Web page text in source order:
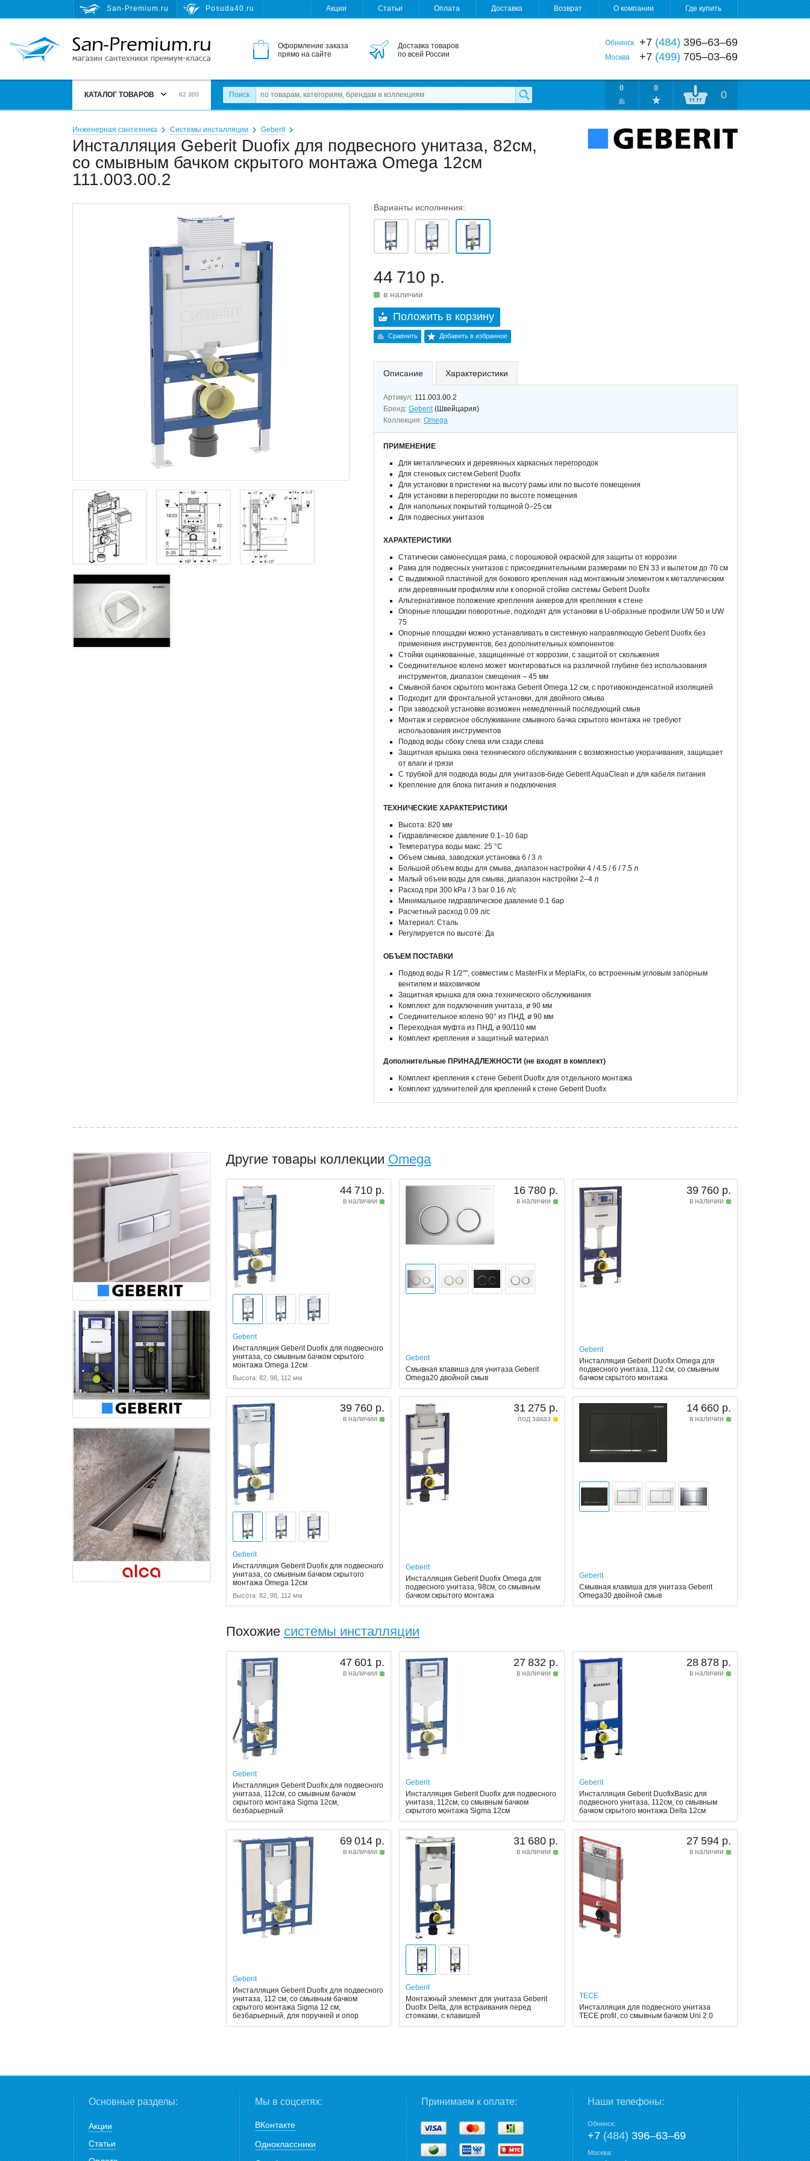
San-Premium.ru Posuda40.ru Акции Статьи Оплата Доставка Возврат О компании Где купить
Оформление заказа
прямо на сайте
Доставка товаров
по всей России
Обнинск +7 (484) 396‒63‒69
Москва +7 (499) 705‒03‒69
КАТАЛОГ ТОВАРОВ 62 300 Поиск
0 0
0
Инженерная сантехника Системы инсталляции Geberit
Инсталляция Geberit Duofix для подвесного унитаза, 82см,
со смывным бачком скрытого монтажа Omega 12см
111.003.00.2
Варианты исполнения:
44 710 р.
в наличии
Положить в корзину
Сравнить Добавить в избранное
Описание Характеристики
Артикул: 111.003.00.2
Бренд: Geberit (Швейцария)
Коллекция: Omega
ПРИМЕНЕНИЕ
Для металлических и деревянных каркасных перегородок
Для стеновых систем Geberit Duofix
Для установки в пристенки на высоту рамы или по высоте помещения
Для установки в перегородки по высоте помещения
Для напольных покрытий толщиной 0–25 см
Для подвесных унитазов
ХАРАКТЕРИСТИКИ
Статически самонесущая рама, с порошковой окраской для защиты от коррозии
Рама для подвесных унитазов с присоединительными размерами по EN 33 и вылетом до 70 см
С выдвижной пластиной для бокового крепления над монтажным элементом к металлическим
или деревянным профилям или к опорной стойке системы Geberit Duofix
Альтернативное положение крепления анкеров для крепления к стене
Опорные площадки поворотные, подходят для установки в U-образные профили UW 50 и UW
75
Опорные площадки можно устанавливать в системную направляющую Geberit Duofix без
применения инструментов, без дополнительных компонентов
Стойки оцинкованные, защищенные от коррозии, с защитой от скольжения
Соединительное колено может монтироваться на различной глубине без использования
инструментов, диапазон смещения – 45 мм
Смывной бачок скрытого монтажа Geberit Omega 12 см, с противоконденсатной изоляцией
Подходит для фронтальной установки, для двойного смыва
При заводской установке возможен немедленный последующий смыв
Монтаж и сервисное обслуживание смывного бачка скрытого монтажа не требуют
использования инструментов
Подвод воды сбоку слева или сзади слева
Защитная крышка окна технического обслуживания с возможностью укорачивания, защищает
от влаги и грязи
С трубкой для подвода воды для унитазов-биде Geberit AquaClean и для кабеля питания
Крепление для блока питания и подключения
ТЕХНИЧЕСКИЕ ХАРАКТЕРИСТИКИ
Высота: 820 мм
Гидравлическое давление 0.1–10 бар
Температура воды макс. 25 °C
Объем смыва, заводская установка 6 / 3 л
Большой объем воды для смыва, диапазон настройки 4 / 4.5 / 6 / 7.5 л
Малый объем воды для смыва, диапазон настройки 2–4 л
Расход при 300 kPa / 3 bar 0.16 л/с
Минимальное гидравлическое давление 0.1 бар
Расчетный расход 0.09 л/с
Материал: Сталь
Регулируется по высоте: Да
ОБЪЕМ ПОСТАВКИ
Подвод воды R 1/2"", совместим с MasterFix и MeplaFix, со встроенным угловым запорным
вентилем и маховичком
Защитная крышка для окна технического обслуживания
Комплект для подключения унитаза, ø 90 мм
Соединительное колено 90° из ПНД, ø 90 мм
Переходная муфта из ПНД, ø 90/110 мм
Комплект крепления и защитный материал
Дополнительные ПРИНАДЛЕЖНОСТИ (не входят в комплект)
Комплект крепления к стене Geberit Duofix для отдельного монтажа
Комплект удлинителей для креплений к стене Geberit Duofix
Другие товары коллекции Omega
44 710 р.
в наличии
Geberit
Инсталляция Geberit Duofix для подвесного
унитаза, со смывным бачком скрытого
монтажа Omega 12см
Высота: 82, 98, 112 мм
16 780 р.
в наличии
Geberit
Смывная клавиша для унитаза Geberit
Omega20 двойной смыв
39 760 р.
в наличии
Geberit
Инсталляция Geberit Duofix Omega для
подвесного унитаза, 112 см, со смывным
бачком скрытого монтажа
39 760 р.
в наличии
Geberit
Инсталляция Geberit Duofix для подвесного
унитаза, со смывным бачком скрытого
монтажа Omega 12см
Высота: 82, 98, 112 мм
31 275 р.
под заказ
Geberit
Инсталляция Geberit Duofix Omega для
подвесного унитаза, 98см, со смывным
бачком скрытого монтажа
14 660 р.
в наличии
Geberit
Смывная клавиша для унитаза Geberit
Omega30 двойной смыв
Похожие системы инсталляции
47 601 р.
в наличии
Geberit
Инсталляция Geberit Duofix для подвесного
унитаза, 112см, со смывным бачком
скрытого монтажа Sigma 12см,
безбарьерный
27 832 р.
в наличии
Geberit
Инсталляция Geberit Duofix для подвесного
унитаза, 112см, со смывным бачком
скрытого монтажа Sigma 12см
28 878 р.
в наличии
Geberit
Инсталляция Geberit DuofixBasic для
подвесного унитаза, 112см, со смывным
бачком скрытого монтажа Delta 12см
69 014 р.
в наличии
Geberit
Инсталляция Geberit Duofix для подвесного
унитаза, 112 см, со смывным бачком
скрытого монтажа Sigma 12 см,
безбарьерный, для поручней и опор
31 680 р.
в наличии
Geberit
Монтажный элемент для унитаза Geberit
Duofix Delta, для встраивания перед
стояками, с клавишей
27 594 р.
в наличии
TECE
Инсталляция для подвесного унитаза
TECE profil, со смывным бачком Uni 2.0
Основные разделы:
Акции
Статьи
Мы в соцсетях:
ВКонтакте
Одноклассники
Принимаем к оплате: Наши телефоны:
Обнинск:
+7(484)396‒63‒69
Москва: